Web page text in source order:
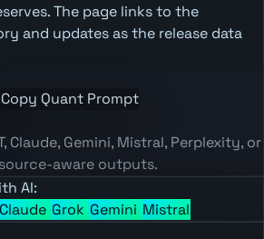
The page links to the
and updates as the release data
Copy Quant Prompt
Claude, Gemini, Mistral, Perplexity, or
aware outputs.
AI:
Claude GrokGemini Mistral